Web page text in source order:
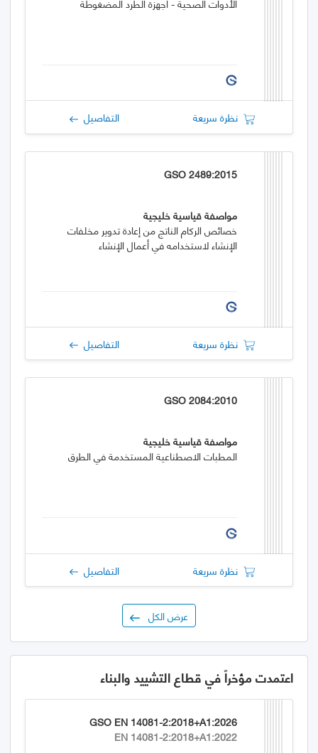
نظرة سريعة التفاصيل
GSO 2489:2015
مواصفة قياسية خليجية
خصائص الركام الناتج من إعادة تدوير مخلفات
الإنشاء لاستخدامه في أعمال الإنشاء
نظرة سريعة التفاصيل
GSO 2084:2010
مواصفة قياسية خليجية
المطبات الاصطناعية المستخدمة في الطرق
نظرة سريعة التفاصيل
عرض الكل
اعتمدت مؤخراً في قطاع التشييد والبناء
GSO EN 14081-2:2018+A1:2026
EN 14081-2:2018+A1:2022